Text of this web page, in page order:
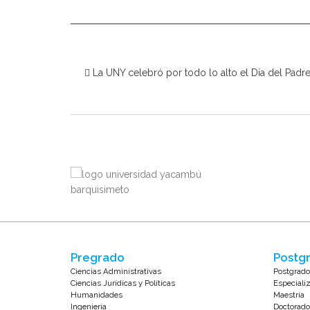
La UNY celebró por todo lo alto el Día del Padre
Pregrado
Ciencias Administrativas
Ciencias Jurídicas y Políticas
Humanidades
Ingeniería
Maestría